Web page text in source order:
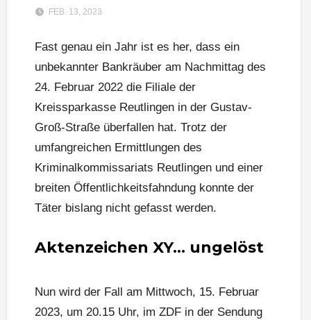
FEB. 13, 2023
Fast genau ein Jahr ist es her, dass ein
unbekannter Bankräuber am Nachmittag des
24. Februar 2022 die Filiale der
Kreissparkasse Reutlingen in der Gustav-
Groß-Straße überfallen hat. Trotz der
umfangreichen Ermittlungen des
Kriminalkommissariats Reutlingen und einer
breiten Öffentlichkeitsfahndung konnte der
Täter bislang nicht gefasst werden.
Aktenzeichen XY… ungelöst
Nun wird der Fall am Mittwoch, 15. Februar
2023, um 20.15 Uhr, im ZDF in der Sendung